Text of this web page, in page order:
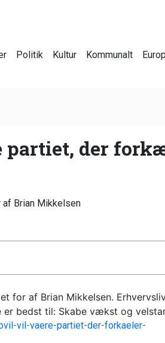
Politik Kultur Kommunalt
der
Brian Mikkelsen
for af Brian Mikkelsen.
bedst til: Skabe vækst og
vil-vaere-partiet-der-forkaeler-